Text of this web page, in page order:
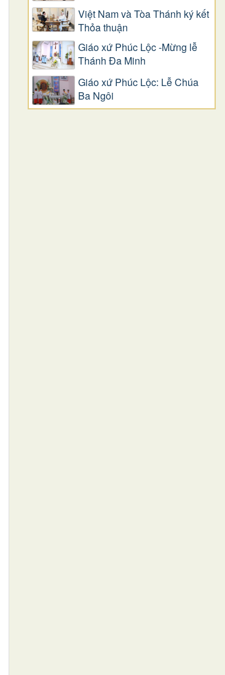
Việt Nam và Tòa Thánh ký kết
Thỏa thuận
Giáo xứ Phúc Lộc -Mừng lễ
Thánh Đa Minh
Giáo xứ Phúc Lộc: Lễ Chúa
Ba Ngôi